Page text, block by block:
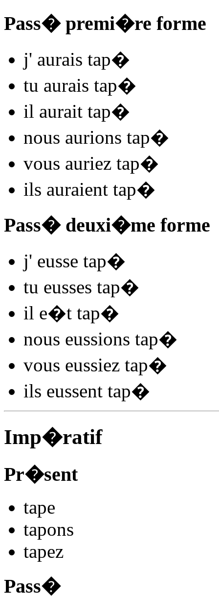
Pass� premi�re forme
j' aurais tap�
tu aurais tap�
il aurait tap�
nous aurions tap�
vous auriez tap�
ils auraient tap�
Pass� deuxi�me forme
j' eusse tap�
tu eusses tap�
il e�t tap�
nous eussions tap�
vous eussiez tap�
ils eussent tap�
Imp�ratif
Pr�sent
tape
tapons
tapez
Pass�